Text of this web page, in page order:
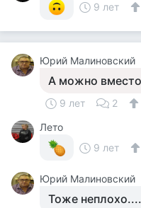
9 лет
Юрий Малиновский
А можно
9 лет 2
Лето
9 лет
Юрий Малиновский
Тоже неплохо....